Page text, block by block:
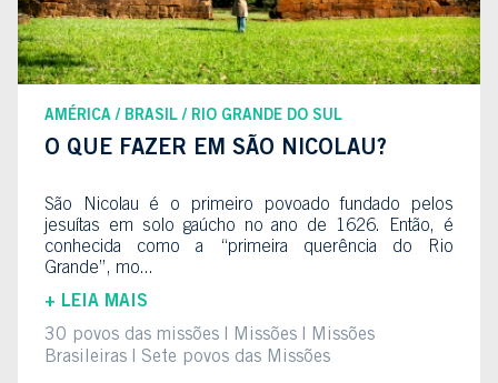
AMÉRICA BRASIL RIO GRANDE DO SUL
O QUE FAZER EM SÃO NICOLAU?
São Nicolau é o primeiro povoado fundado pelos
jesuítas em solo gaúcho no ano de 1626. Então, é
conhecida como a “primeira querência do Rio
Grande”, mo...
+ LEIA MAIS
30 povos das missões
Missões
Missões
Brasileiras
Sete povos das Missões